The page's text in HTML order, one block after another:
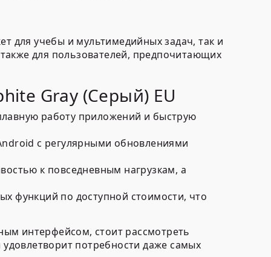
для учебы и мультимедийных задач, так и
для пользователей, предпочитающих
Gray (Серый) EU
работу приложений и быструю
с регулярными обновлениями
к повседневным нагрузкам, а
функций по доступной стоимости, что
интерфейсом, стоит рассмотреть
потребности даже самых